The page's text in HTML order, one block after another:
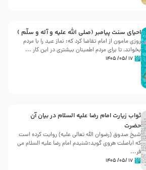
احیای سنت پیامبر (صلی الله علیه و آله و سلّم )
روزی مامون از امام تقاضا کرد که: نماز عید را با مردم
بخواند، تا برای مردم اطمینان بیشتری در این کار ...
۱۷ /۰۵/ ۱۴۰۵
ثواب زیارت امام رضا علیه السلام در بیان آن
حضرت
شیخ صدوق (رضوان الله تعالی علیه) روایت کرده است
که اباصلت هروی گوید:شنیدم امام رضا علیه السلام می
فر...
۱۷ /۰۵/ ۱۴۰۵